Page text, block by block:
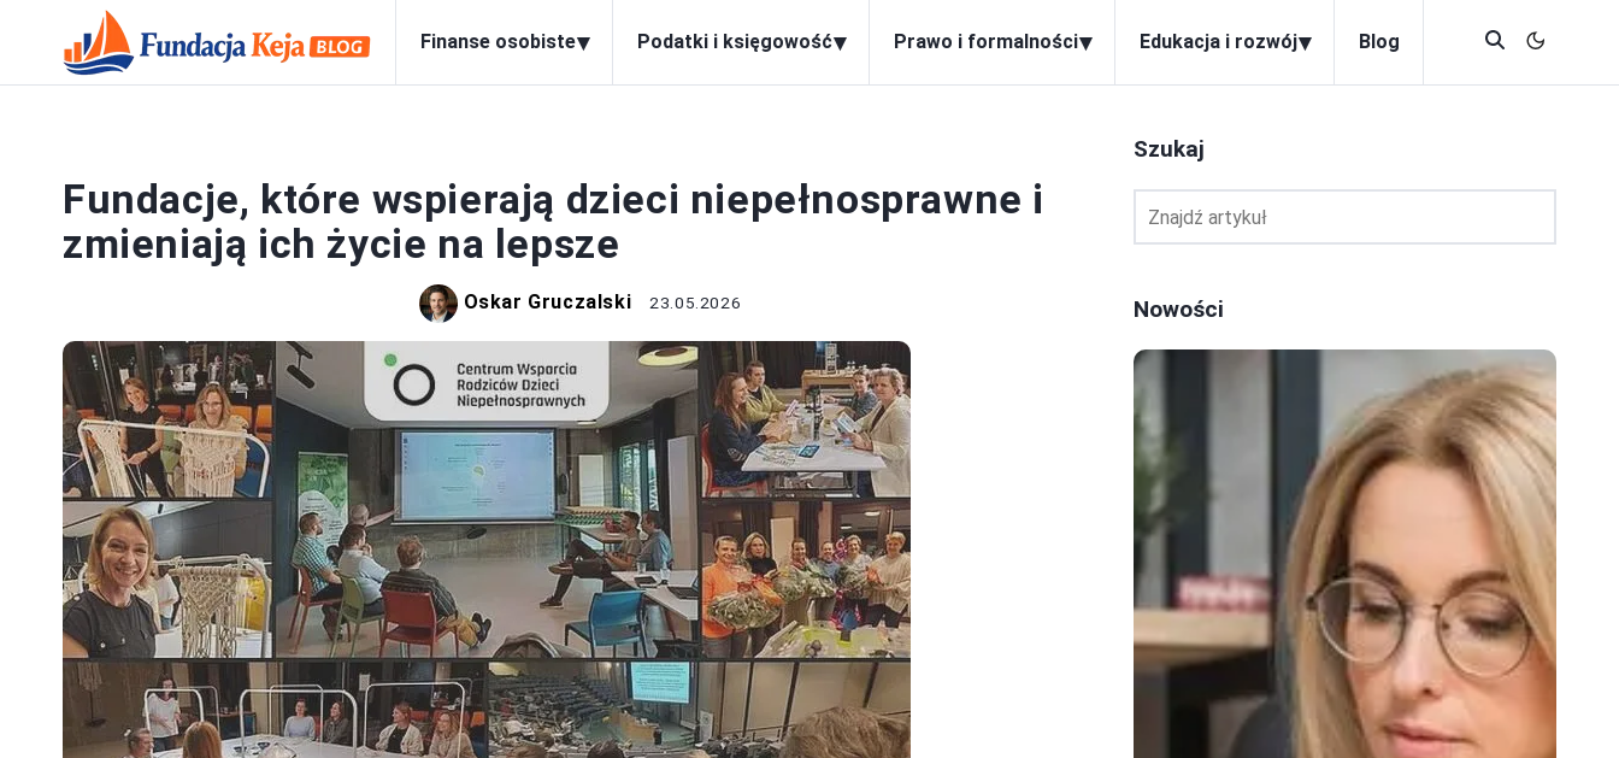
Finanse osobiste▾ Podatki i księgowość▾ Prawo i formalności▾ Edukacja i rozwój▾ Blog
Fundacje, które wspierają dzieci niepełnosprawne i
zmieniają ich życie na lepsze
Oskar Gruczalski 23.05.2026
Szukaj
Nowości